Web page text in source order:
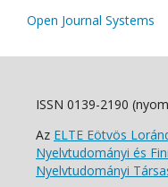
Open Journal Systems
ISSN 0139-2190
Az ELTE Eötvös
Nyelvtudományi és
Nyelvtudományi